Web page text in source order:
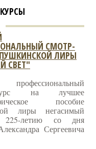
СМОТР-
ЛИРЫ
СВЕТ"
на лучшее
пособие
лиры негасимый
летию со дня
Сергеевича